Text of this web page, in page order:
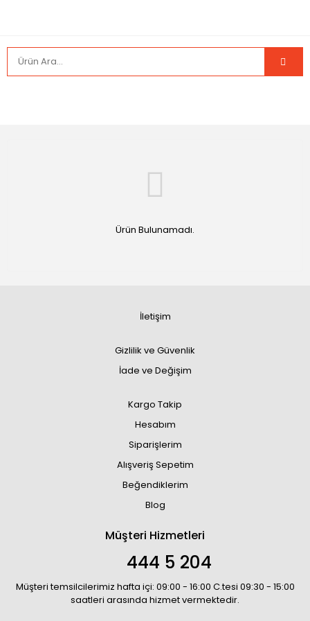
Ürün Bulunamadı.
İletişim
Gizlilik ve Güvenlik
İade ve Değişim
Kargo Takip
Hesabım
Siparişlerim
Alışveriş Sepetim
Beğendiklerim
Blog
Müşteri Hizmetleri
444 5 204
Müşteri temsilcilerimiz hafta içi: 09:00 - 16:00 C.tesi 09:30 - 15:00
saatleri arasında hizmet vermektedir.